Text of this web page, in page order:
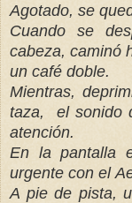
Agotado, se
Cuando se
cabeza, caminó
un café doble.
Mientras,
taza, el sonido
atención.
En la pantalla
urgente con el
A pie de pista,